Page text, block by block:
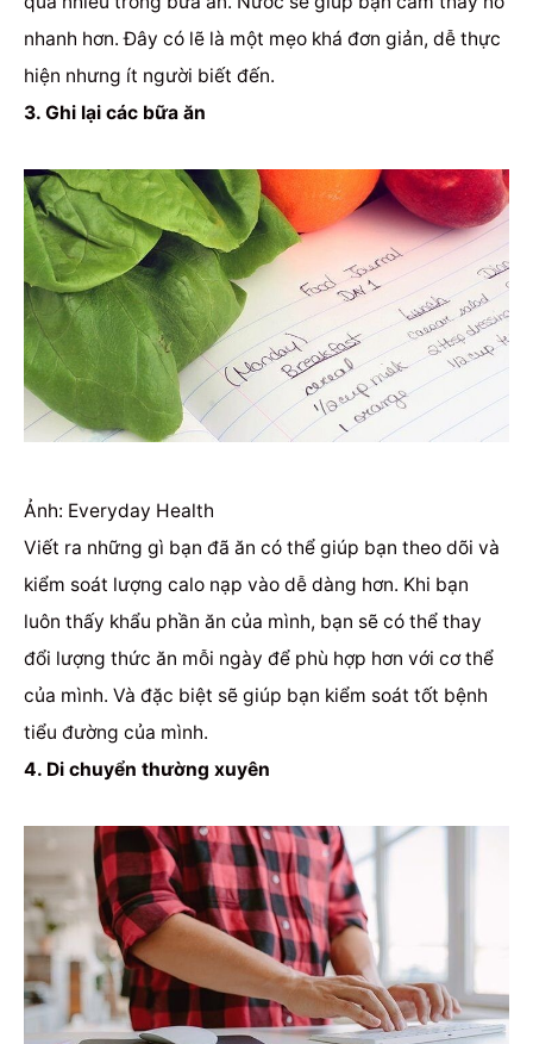
nhanh hơn.Đây có lẽ là một mẹo khá đơn giản, dễ thực
hiện nhưng ít người biết đến.
3. Ghi lại các bữa ăn
Ảnh: Everyday Health
Viết ra những gì bạn đã ăn có thể giúp bạn theo dõi và
kiểm soát lượng calo nạp vào dễ dàng hơn. Khi bạn
luôn thấy khẩu phần ăn của mình, bạn sẽ có thể thay
đổi lượng thức ăn mỗi ngày để phù hợp hơn với cơ thể
của mình. Và đặc biệt sẽ giúp bạn kiểm soát tốt bệnh
tiểu đường của mình.
4. Di chuyển thường xuyên